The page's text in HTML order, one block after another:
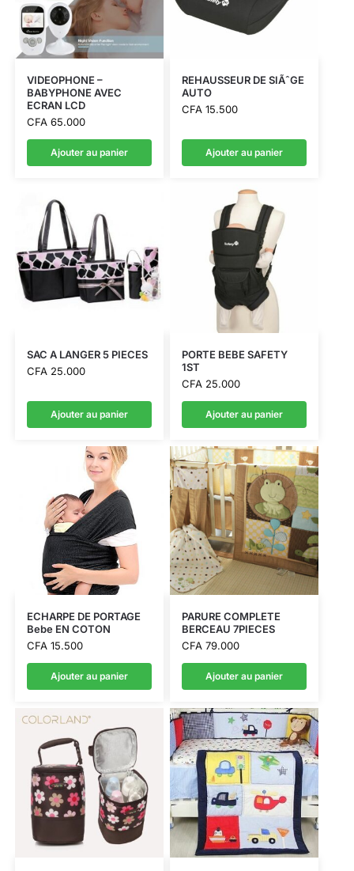
VIDEOPHONE –
BABYPHONE AVEC
ECRAN LCD
CFA65.000
Ajouter au panier
REHAUSSEUR DE SIÃˆGE
AUTO
CFA15.500
Ajouter au panier
SAC A LANGER 5 PIECES
CFA25.000
Ajouter au panier
PORTE BEBE SAFETY
1ST
CFA25.000
Ajouter au panier
ECHARPE DE PORTAGE
Bebe EN COTON
CFA15.500
Ajouter au panier
PARURE COMPLETE
BERCEAU 7PIECES
CFA79.000
Ajouter au panier